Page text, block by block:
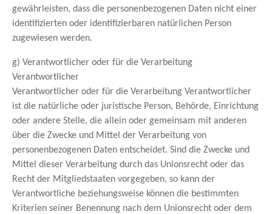
gewährleisten, dass die personenbezogenen Daten nicht einer
identifizierten oder identifizierbaren natürlichen Person
zugewiesen werden.
g) Verantwortlicher oder für die Verarbeitung
Verantwortlicher
Verantwortlicher oder für die Verarbeitung Verantwortlicher
ist die natürliche oder juristische Person, Behörde, Einrichtung
oder andere Stelle, die allein oder gemeinsam mit anderen
über die Zwecke und Mittel der Verarbeitung von
personenbezogenen Daten entscheidet. Sind die Zwecke und
Mittel dieser Verarbeitung durch das Unionsrecht oder das
Recht der Mitgliedstaaten vorgegeben, so kann der
Verantwortliche beziehungsweise können die bestimmten
Kriterien seiner Benennung nach dem Unionsrecht oder dem